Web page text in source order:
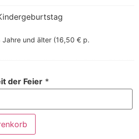
Jahre und älter (16,50 € p.
der Feier *